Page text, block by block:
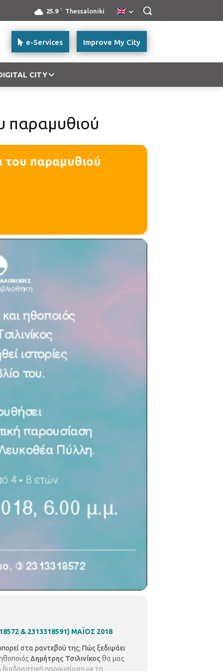
25.9 C Thessaloniki
Improve My City
e-Services
CITY
παραμυθιού
του παραμυθιού
& 2313318591) ΜΑΪΟΣ 2018
στα ραντεβού της; Πώς ξεδιψάει
Δημήτρης Τσιλινίκος θα μας
διαδραστική παρουσίαση με τη